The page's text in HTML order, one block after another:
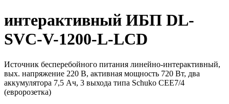
интерактивный ИБП DL-
SVC-V-1200-L-LCD
Источник бесперебойного питания линейно-интерактивный,
вых. напряжение 220 В, активная мощность 720 Вт, два
аккумулятора 7,5 Ач, 3 выхода типа Schuko CEE7/4
(евророзетка)